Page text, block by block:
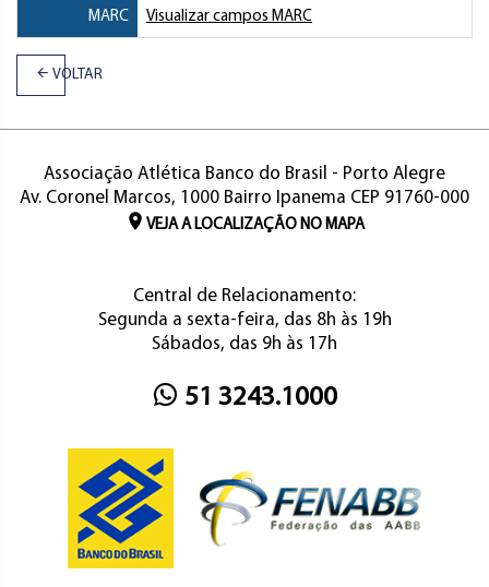
MARC Visualizar campos MARC
VOLTAR
Associação Atlética Banco do Brasil - Porto Alegre
Av. Coronel Marcos, 1000 Bairro Ipanema CEP 91760-000
VEJA A LOCALIZAÇÃO NO MAPA
Central de Relacionamento:
Segunda a sexta-feira, das 8h às 19h
Sábados, das 9h às 17h
51 3243.1000